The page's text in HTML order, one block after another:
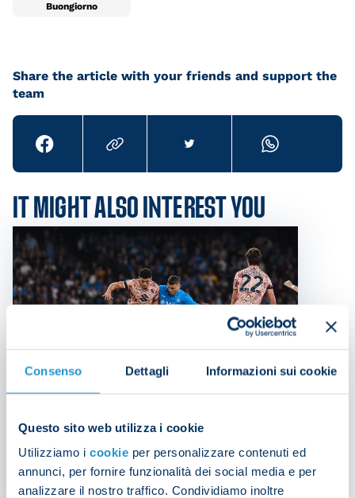
Consenso Dettagli Informazioni sui cookie
Questo sito web utilizza i cookie
Utilizziamo i cookie per personalizzare contenuti ed
annunci, per fornire funzionalità dei social media e per
analizzare il nostro traffico. Condividiamo inoltre
Buongiorno
Share the article with your friends and support the
team
IT MIGHT ALSO INTEREST YOU
Medical update |
Alessandro Buongiorno